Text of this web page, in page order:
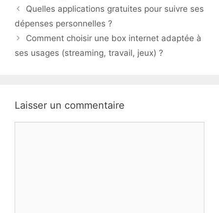
Quelles applications gratuites pour suivre ses
dépenses personnelles ?
Comment choisir une box internet adaptée à
ses usages (streaming, travail, jeux) ?
Laisser un commentaire